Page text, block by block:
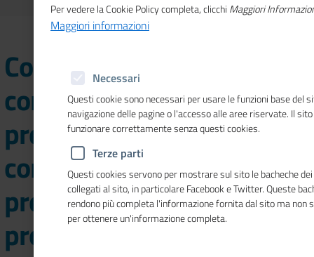
Conoscere le aziende
confiscate: ad Avellino,
presso la Camera di
commercio Irpinia Sannio,
presentazione risultati del
progetto
Per vedere la Cookie Policy completa, clicchi Maggiori
Maggiori informazioni
Necessari
Questi cookie sono necessari per usare le funzioni base del
navigazione delle pagine o l'accesso alle aree riservate. Il
funzionare correttamente senza questi cookies.
Terze parti
Questi cookies servono per mostrare sul sito le bacheche
collegati al sito, in particolare Facebook e Twitter. Queste
rendono più completa l'informazione fornita dal sito ma non
per ottenere un'informazione completa.